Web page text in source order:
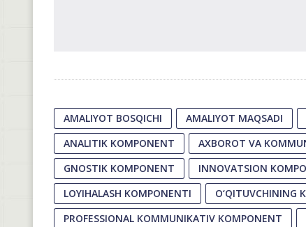
AMALIYOT BOSQICHI AMALIYOT MAQSADI
ANALITIK KOMPONENT
AXBOROT VA
GNOSTIK KOMPONENT
INNOVATSION
LOYIHALASH KOMPONENTI
O‘QITUVCHINING
PROFESSIONAL KOMMUNIKATIV KOMPONENT